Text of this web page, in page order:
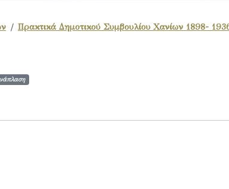
Πρακτικά Δημοτικού Συμβουλίου Χανίων 1898-